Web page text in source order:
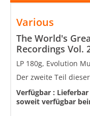
Various
The World's
Recordings Vol.
LP 180g, Evolution
Der zweite Teil
Verfügbar :
soweit verfügbar